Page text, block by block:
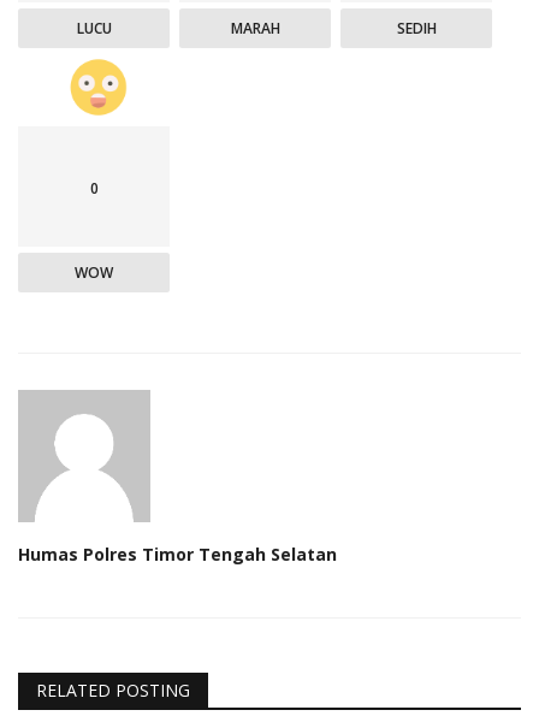
LUCU MARAH SEDIH
0
WOW
Humas Polres Timor Tengah Selatan
RELATED POSTING